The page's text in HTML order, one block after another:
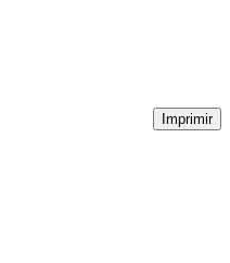
Imprimir